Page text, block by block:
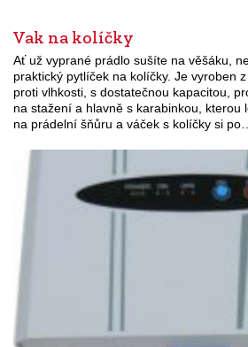
Vak na kolíčky
Ať už vyprané prádlo sušíte na věšáku,
praktický pytlíček na kolíčky. Je vyroben
proti vlhkosti, s dostatečnou kapacitou,
na stažení a hlavně s karabinkou, kterou
na prádelní šňůru a váček s kolíčky si po…